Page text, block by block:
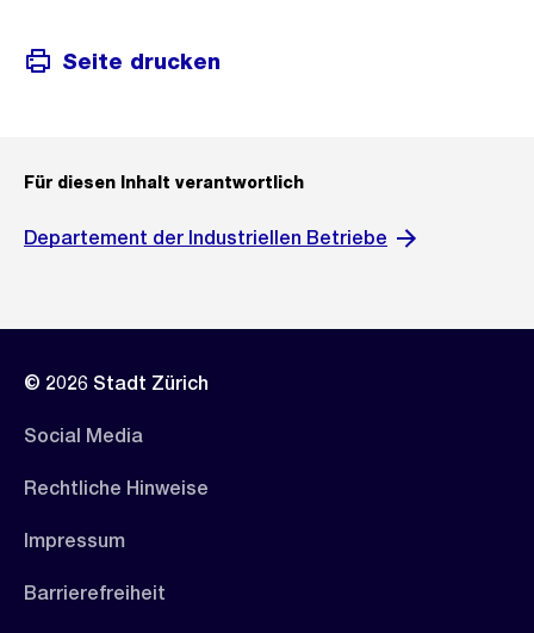
Seite drucken
Für diesen Inhalt verantwortlich
Departement der Industriellen Betriebe
© 2026 Stadt Zürich
Social Media
Rechtliche Hinweise
Impressum
Barrierefreiheit